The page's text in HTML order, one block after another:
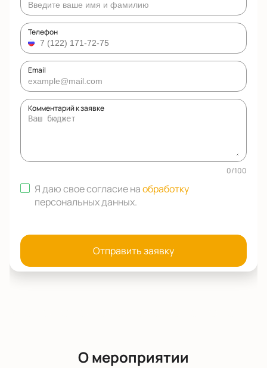
Телефон
Email
Комментарий к заявке
0/100
Я даю свое согласие наобработку
персональных данных.
Отправить заявку
О мероприятии